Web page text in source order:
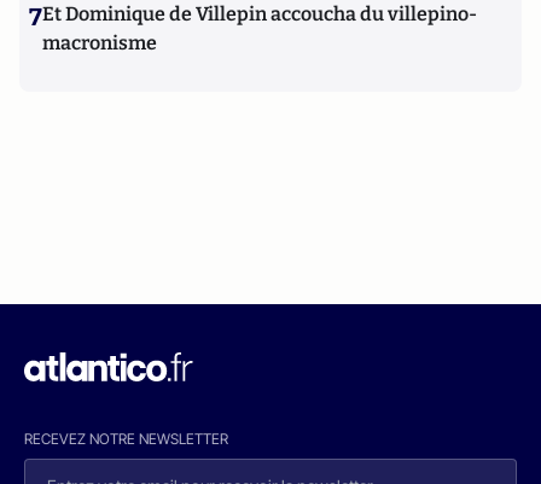
7Et Dominique de Villepin accoucha du villepino-
macronisme
RECEVEZ NOTRE NEWSLETTER